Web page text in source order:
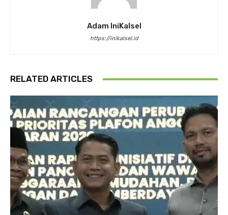
Adam IniKalsel
https://inikalsel.id
RELATED ARTICLES